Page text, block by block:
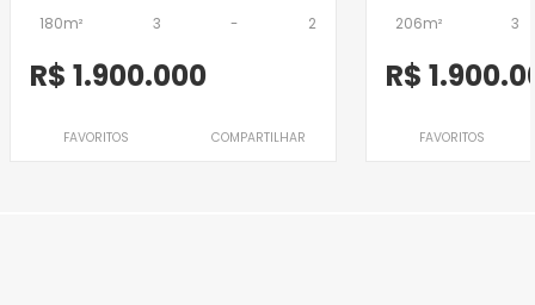
180m² 3 - 2
R$ 1.900.000
FAVORITOS COMPARTILHAR
206m² 3
R$
FAVORITOS